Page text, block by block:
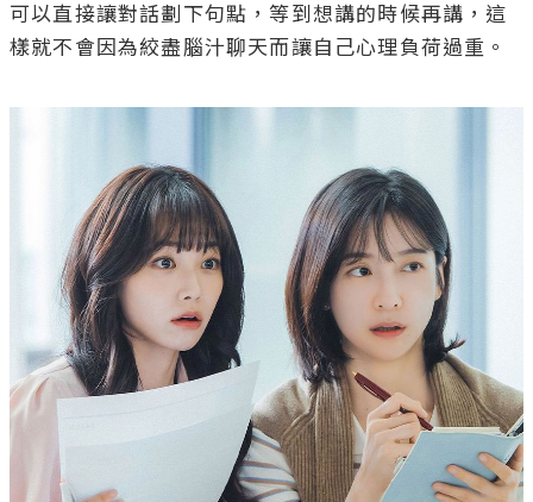
可以直接讓對話劃下句點，等到想講的時候再講，這
樣就不會因為絞盡腦汁聊天而讓自己心理負荷過重。